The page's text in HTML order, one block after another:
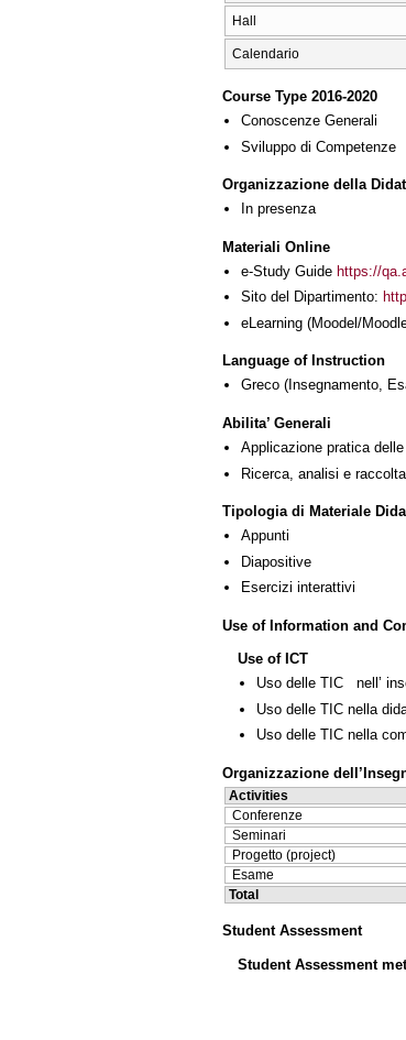
Hall
Calendario
Course Type 2016-2020
Conoscenze Generali
Sviluppo di Competenze
Organizzazione della
In presenza
Materiali Online
e-Study Guide https://
Sito del Dipartimento:
eLearning (Moodel/
Language of Instruction
Greco (Insegnamento,
Abilita’ Generali
Applicazione pratica
Ricerca, analisi e
Tipologia di Materiale
Appunti
Diapositive
Esercizi interattivi
Use of Information and
Use of ICT
Uso delle TIC nell’
Uso delle TIC nella
Uso delle TIC nella
Organizzazione
Activities
Conferenze
Seminari
Progetto (project)
Esame
Total
Student Assessment
Student Assessment